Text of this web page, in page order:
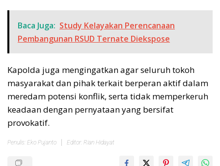
Baca Juga: Study Kelayakan Perencanaan
Pembangunan RSUD Ternate Diekspose
Kapolda juga mengingatkan agar seluruh tokoh
masyarakat dan pihak terkait berperan aktif dalam
meredam potensi konflik, serta tidak memperkeruh
keadaan dengan pernyataan yang bersifat
provokatif.
Penulis: Eko Pujanto Editor: Rian Hidayat